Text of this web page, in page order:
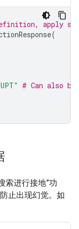
apply
(
# Can also be
索进行接地”功
止出现幻觉。如